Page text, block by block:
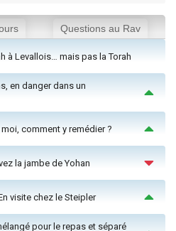
Questions au Rav
à Levallois… mais pas la Torah
en danger dans un
comment y remédier ?
la jambe de Yohan
visite chez le Steipler
pour le repas et séparé